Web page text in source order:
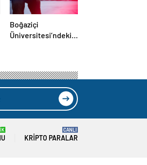
Boğaziçi
Üniversitesi’ndeki
KRIPTO PARALAR
CANLI